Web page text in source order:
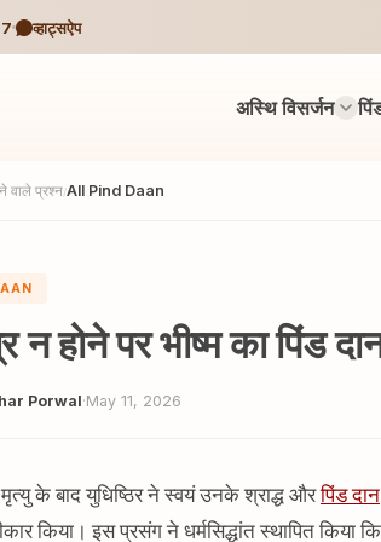
व्हाट्सऐप
अस्थि विसर्जन
वाले प्रश्न/All Pind Daan
न होने पर भीष्म का पिंड
Porwal·May 11, 2026
मृत्यु के बाद युधिष्ठिर ने स्वयं उनके श्राद्ध औरपिंड दान
किया। इस प्रसंग ने धर्मसिद्धांत स्थापित किया